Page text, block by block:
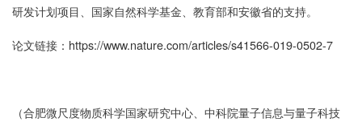
研发计划项目、国家自然科学基金、教育部和安徽省的支持。
论文链接： https://www.nature.com/articles/s41566-019-0502-7
（合肥微尺度物质科学国家研究中心、中科院量子信息与量子科技